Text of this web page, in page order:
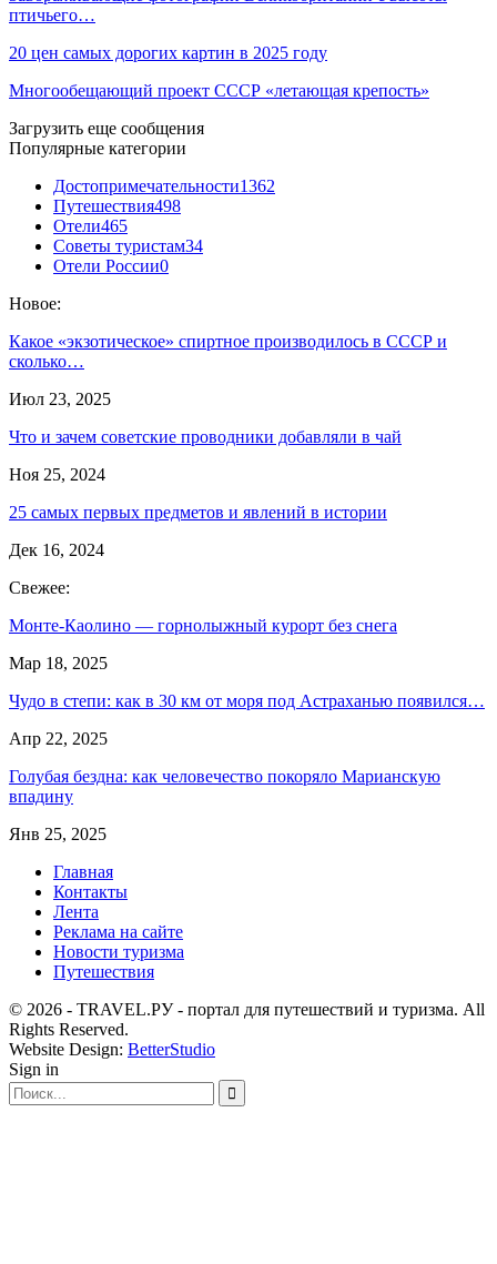
птичьего…
20 цен самых дорогих картин в 2025 году
Многообещающий проект СССР «летающая крепость»
Загрузить еще сообщения
Популярные категории
Достопримечательности1362
Путешествия498
Отели465
Советы туристам34
Отели России0
Новое:
Какое «экзотическое» спиртное производилось в СССР и
сколько…
Июл 23, 2025
Что и зачем советские проводники добавляли в чай
Ноя 25, 2024
25 самых первых предметов и явлений в истории
Дек 16, 2024
Свежее:
Монте-Каолино — горнолыжный курорт без снега
Мар 18, 2025
Чудо в степи: как в 30 км от моря под Астраханью появился…
Апр 22, 2025
Голубая бездна: как человечество покоряло Марианскую
впадину
Янв 25, 2025
Главная
Контакты
Лента
Реклама на сайте
Новости туризма
Путешествия
© 2026 - TRAVEL.РУ - портал для путешествий и туризма. All
Rights Reserved.
Website Design: BetterStudio
Sign in